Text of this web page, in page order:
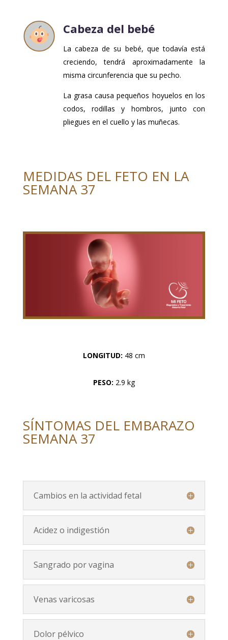
Cabeza del bebé
La cabeza de su bebé, que todavía está
creciendo, tendrá aproximadamente la
misma circunferencia que su pecho.
La grasa causa pequeños hoyuelos en los
codos, rodillas y hombros, junto con
pliegues en el cuello y las muñecas.
MEDIDAS DEL FETO EN LA
SEMANA 37
LONGITUD: 48 cm
PESO: 2.9 kg
SÍNTOMAS DEL EMBARAZO
SEMANA 37
Cambios en la actividad fetal
Acidez o indigestión
Sangrado por vagina
Venas varicosas
Dolor pélvico